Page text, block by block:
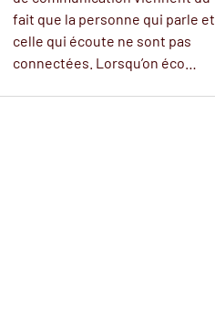
fait que la personne qui parle et
celle qui écoute ne sont pas
connectées. Lorsqu’on éco…